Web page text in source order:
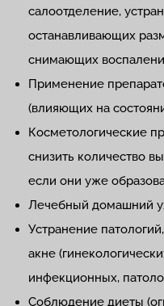
салоотделение,
останавливающих
снимающих
Применение
(влияющих на
Косметологические
снизить количество
если они уже
Лечебный домашний
Устранение
акне
инфекционных,
Соблюдение диеты